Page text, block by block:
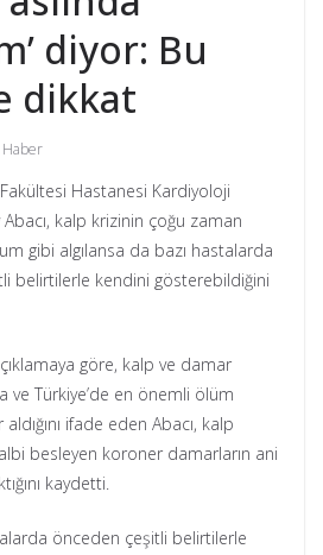
diyor: Bu
dikkat
Haber
Hastanesi Kardiyoloji
Abacı, kalp krizinin çoğu zaman
gibi algılansa da bazı hastalarda
belirtilerle kendini gösterebildiğini
göre, kalp ve damar
ve Türkiye’de en önemli ölüm
ifade eden Abacı, kalp
besleyen koroner damarların ani
kaydetti.
önceden çeşitli belirtilerle